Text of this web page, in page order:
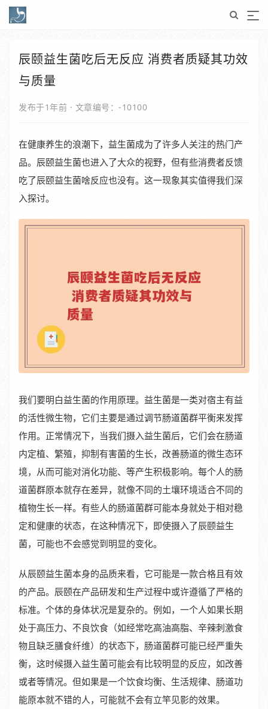
辰颐益生菌吃后无反应 消费者质疑其功效
与质量
发布于1年前 · 文章编号：-10100
在健康养生的浪潮下，益生菌成为了许多人关注的热门产
品。辰颐益生菌也进入了大众的视野，但有些消费者反馈
吃了辰颐益生菌啥反应也没有。这一现象其实值得我们深
入探讨。
我们要明白益生菌的作用原理。益生菌是一类对宿主有益
的活性微生物，它们主要是通过调节肠道菌群平衡来发挥
作用。正常情况下，当我们摄入益生菌后，它们会在肠道
内定植、繁殖，抑制有害菌的生长，改善肠道的微生态环
境，从而可能对消化功能、等产生积极影响。每个人的肠
道菌群原本就存在差异，就像不同的土壤环境适合不同的
植物生长一样。有些人的肠道菌群可能本身就处于相对稳
定和健康的状态，在这种情况下，即使摄入了辰颐益生
菌，可能也不会感觉到明显的变化。
从辰颐益生菌本身的品质来看，它可能是一款合格且有效
的产品。辰颐在产品研发和生产过程中或许遵循了严格的
标准。个体的身体状况是复杂的。例如，一个人如果长期
处于高压力、不良饮食（如经常吃高油高脂、辛辣刺激食
物且缺乏膳食纤维）的状态下，肠道菌群可能已经严重失
衡，这时候摄入益生菌可能会有比较明显的反应，如改善
或者等情况。但如果是一个饮食均衡、生活规律、肠道功
能原本就不错的人，可能就不会有立竿见影的效果。